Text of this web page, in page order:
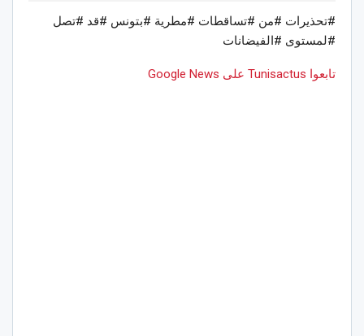
#تحذيرات #من #تساقطات #مطرية #بتونس #قد #تصل
#لمستوى #الفيضانات
تابعوا Tunisactus على Google News